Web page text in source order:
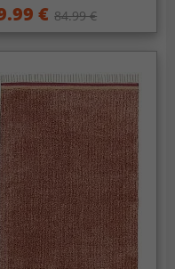
€ 84.99 €